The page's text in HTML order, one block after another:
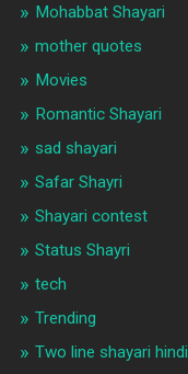
Mohabbat Shayari
mother quotes
Movies
Romantic Shayari
sad shayari
Safar Shayri
Shayari contest
Status Shayri
tech
Trending
Two line shayari hindi